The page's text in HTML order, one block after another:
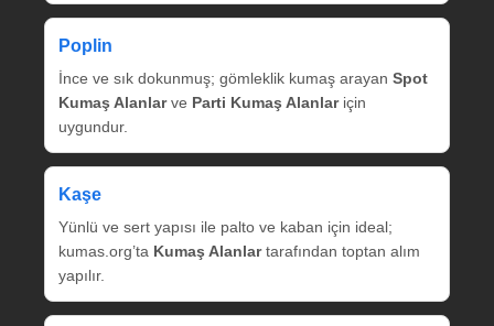
Poplin
İnce ve sık dokunmuş; gömleklik kumaş arayan Spot
Kumaş Alanlarve Parti Kumaş Alanlariçin
uygundur.
Kaşe
Yünlü ve sert yapısı ile palto ve kaban için ideal;
kumas.org’ta Kumaş Alanlartarafından toptan alım
yapılır.